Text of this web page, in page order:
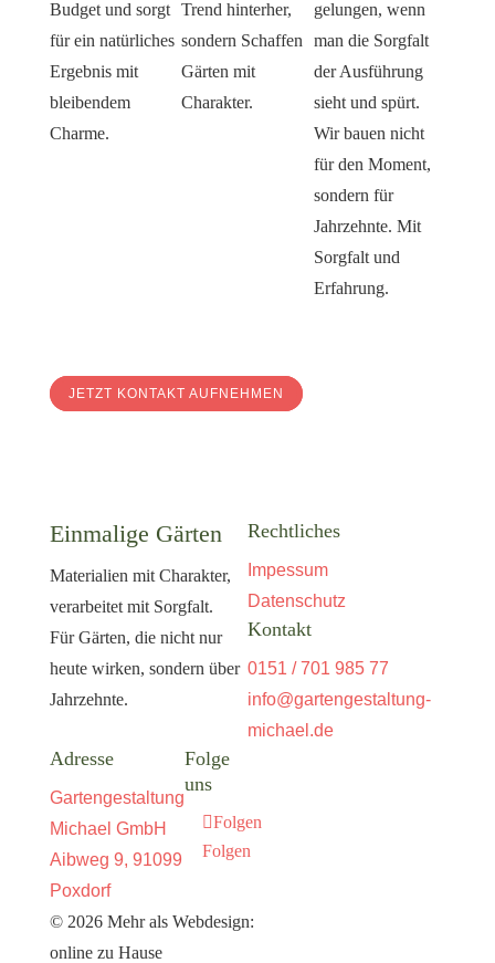
Budget und sorgt
für ein natürliches
Ergebnis mit
bleibendem
Charme.
Trend hinterher,
sondern Schaffen
Gärten mit
Charakter.
gelungen, wenn
man die Sorgfalt
der Ausführung
sieht und spürt.
Wir bauen nicht
für den Moment,
sondern für
Jahrzehnte. Mit
Sorgfalt und
Erfahrung.
JETZT KONTAKT AUFNEHMEN
Einmalige Gärten
Materialien mit Charakter,
verarbeitet mit Sorgfalt.
Für Gärten, die nicht nur
heute wirken, sondern über
Jahrzehnte.
Rechtliches
Impessum
Datenschutz
Kontakt
0151 / 701 985 77
info@gartengestaltung-
michael.de
Adresse
Gartengestaltung
Michael GmbH
Aibweg 9, 91099
Poxdorf
Folge
uns
Folgen
Folgen
© 2026 Mehr als Webdesign:
online zu Hause